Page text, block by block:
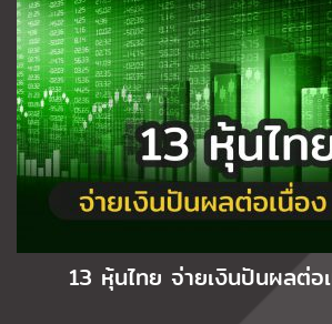
13 หุ้นไทย จ่ายเงินปันผลต่อ